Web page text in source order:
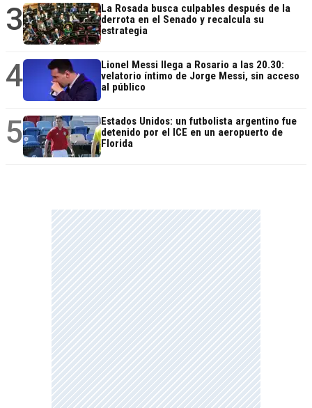
3
La Rosada busca culpables después de la
derrota en el Senado y recalcula su
estrategia
4
Lionel Messi llega a Rosario a las 20.30:
velatorio íntimo de Jorge Messi, sin acceso
al público
5
Estados Unidos: un futbolista argentino fue
detenido por el ICE en un aeropuerto de
Florida